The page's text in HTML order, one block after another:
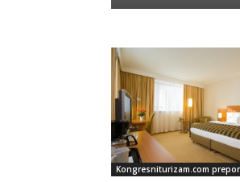
Kongresniturizam.com